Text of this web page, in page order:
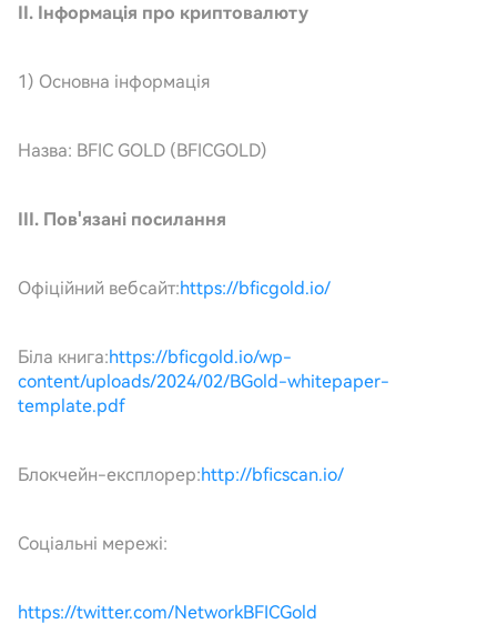
II. Інформація про криптовалюту
1) Основна інформація
Назва: BFIC GOLD (BFICGOLD)
III. Пов'язані посилання
Офіційний вебсайт:https://bficgold.io/
Біла книга:https://bficgold.io/wp-
content/uploads/2024/02/BGold-whitepaper-
template.pdf
Блокчейн-експлорер:http://bficscan.io/
Соціальні мережі:
https://twitter.com/NetworkBFICGold